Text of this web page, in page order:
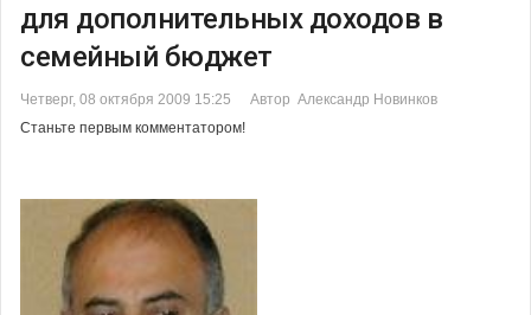
для дополнительных доходов в
семейный бюджет
Четверг, 08 октября 2009 15:25
Автор Александр Новинков
Станьте первым комментатором!